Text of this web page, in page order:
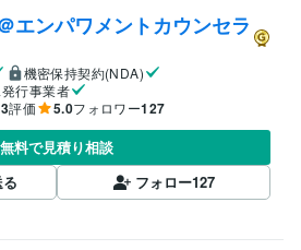
エンパワメントカウンセラ
機密保持契約(NDA)
行事業者
評価 5.0フォロワー127
無料で見積り相談
フォロー127